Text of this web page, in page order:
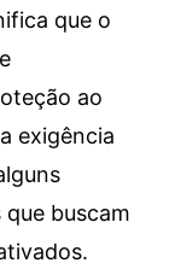
que o
ao
exigência
buscam